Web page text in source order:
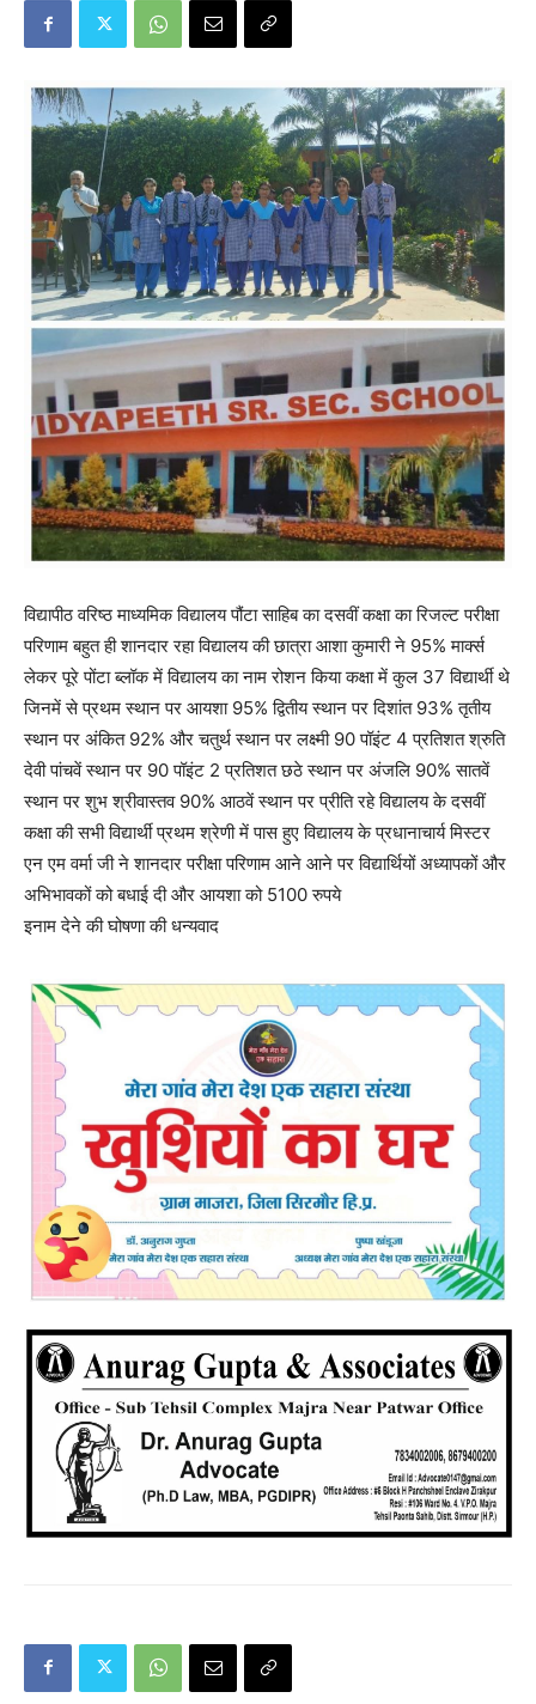
विद्यापीठ वरिष्ठ माध्यमिक विद्यालय पौंटा साहिब का दसवीं कक्षा का रिजल्ट परीक्षा
परिणाम बहुत ही शानदार रहा विद्यालय की छात्रा आशा कुमारी ने 95% मार्क्स
लेकर पूरे पोंटा ब्लॉक में विद्यालय का नाम रोशन किया कक्षा में कुल 37 विद्यार्थी थे
जिनमें से प्रथम स्थान पर आयशा 95% द्वितीय स्थान पर दिशांत 93% तृतीय
स्थान पर अंकित 92% और चतुर्थ स्थान पर लक्ष्मी 90 पॉइंट 4 प्रतिशत श्रुति
देवी पांचवें स्थान पर 90 पॉइंट 2 प्रतिशत छठे स्थान पर अंजलि 90% सातवें
स्थान पर शुभ श्रीवास्तव 90% आठवें स्थान पर प्रीति रहे विद्यालय के दसवीं
कक्षा की सभी विद्यार्थी प्रथम श्रेणी में पास हुए विद्यालय के प्रधानाचार्य मिस्टर
एन एम वर्मा जी ने शानदार परीक्षा परिणाम आने आने पर विद्यार्थियों अध्यापकों और
अभिभावकों को बधाई दी और आयशा को 5100 रुपये
इनाम देने की घोषणा की धन्यवाद